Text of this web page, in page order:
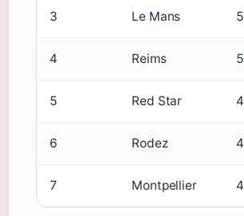
3 Le Mans
4 Reims
5 Red Star
6 Rodez
7 Montpellier